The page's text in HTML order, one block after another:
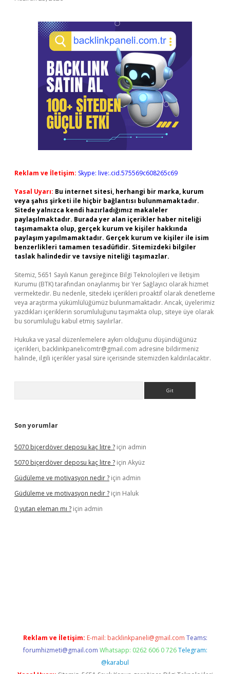
Reklam ve İletişim: Skype: live:.cid.575569c608265c69
Yasal Uyarı: Bu internet sitesi, herhangi bir marka, kurum
veya şahıs şirketi ile hiçbir bağlantısı bulunmamaktadır.
Sitede yalnızca kendi hazırladığımız makaleler
paylaşılmaktadır. Burada yer alan içerikler haber niteliği
taşımamakta olup, gerçek kurum ve kişiler hakkında
paylaşım yapılmamaktadır. Gerçek kurum ve kişiler ile isim
benzerlikleri tamamen tesadüfidir. Sitemizdeki bilgiler
taslak halindedir ve tavsiye niteliği taşımazlar.
Sitemiz, 5651 Sayılı Kanun gereğince Bilgi Teknolojileri ve İletişim
Kurumu (BTK) tarafından onaylanmış bir Yer Sağlayıcı olarak hizmet
vermektedir. Bu nedenle, sitedeki içerikleri proaktif olarak denetleme
veya araştırma yükümlülüğümüz bulunmamaktadır. Ancak, üyelerimiz
yazdıkları içeriklerin sorumluluğunu taşımakta olup, siteye üye olarak
bu sorumluluğu kabul etmiş sayılırlar.
Hukuka ve yasal düzenlemelere aykırı olduğunu düşündüğünüz
içerikleri, backlinkpanelicomtr@gmail.com adresine bildirmeniz
halinde, ilgili içerikler yasal süre içerisinde sitemizden kaldırılacaktır.
Son yorumlar
5070 biçerdöver deposu kaç litre ? için admin
5070 biçerdöver deposu kaç litre ? için Akyüz
Güdüleme ve motivasyon nedir ? için admin
Güdüleme ve motivasyon nedir ? için Haluk
0 yutan eleman mı ? için admin
Reklam ve İletişim: E-mail: backlinkpaneli@gmail.com Teams:
forumhizmeti@gmail.com Whatsapp: 0262 606 0 726 Telegram:
@karabul